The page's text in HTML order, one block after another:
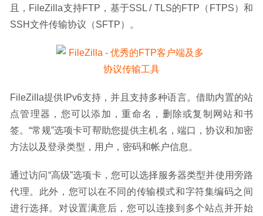
且，FileZilla支持FTP，基于SSL / TLS的FTP（FTPS）和
SSH文件传输协议（SFTP）。
FileZilla提供IPv6支持，并且支持多种语言。借助内置的站
点管理器，您可以添加，重命名，删除或复制网站和书
签。“常规”选项卡可帮助您提供主机名，端口，协议和加密
方法以及登录类型，用户，密码和帐户信息。
通过访问“高级”选项卡，您可以选择服务器类型并使用旁路
代理。此外，您可以在不同的传输模式和字符集编码之间
进行选择。对设置满意后，您可以连接到多个站点并开始